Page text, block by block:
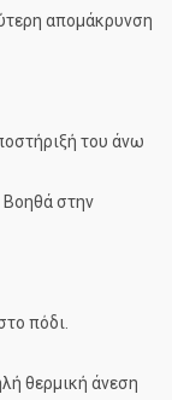
απομάκρυνση
του άνω
Βοηθά στην
πόδι.
θερμική άνεση